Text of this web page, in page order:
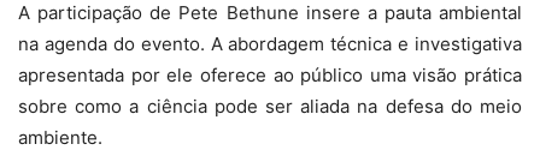
A participação de Pete Bethune insere a pauta ambiental
na agenda do evento. A abordagem técnica e investigativa
apresentada por ele oferece ao público uma visão prática
sobre como a ciência pode ser aliada na defesa do meio
ambiente.